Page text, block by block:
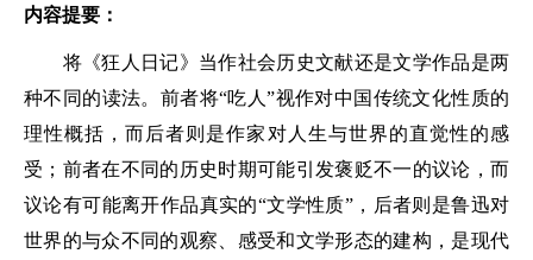
内容提要：
将《狂人日记》当作社会历史文献还是文学作品是两
种不同的读法。前者将“吃人”视作对中国传统文化性质的
理性概括，而后者则是作家对人生与世界的直觉性的感
受；前者在不同的历史时期可能引发褒贬不一的议论，而
议论有可能离开作品真实的“文学性质”，后者则是鲁迅对
世界的与众不同的观察、感受和文学形态的建构，是现代